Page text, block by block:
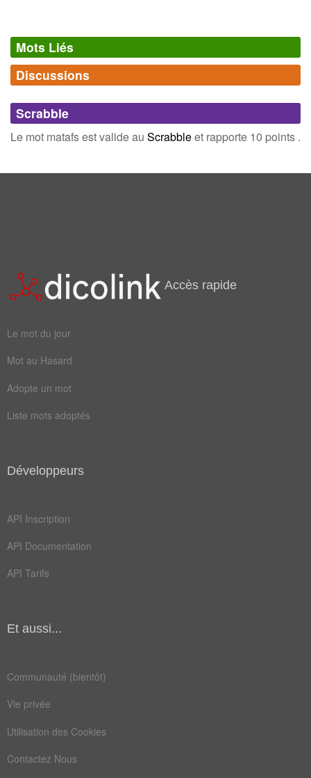
Mots Liés
Synonymes(0)
Mots avec la même signification
Mots liés par leur sémantique
Discussions
Connectez-vous inscrivez-vous
Scrabble
Le mot matafs est valide au Scrabbleet rapporte 10 points .
Accès rapide
Le mot du jour
Mot au Hasard
Adopte un mot
Liste mots adoptés
Développeurs
API Inscription
API Documentation
API Tarifs
Et aussi...
Communauté (bientôt)
Vie privée
Utilisation des Cookies
Contactez Nous